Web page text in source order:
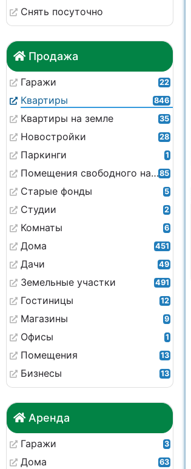
Снять посуточно
Продажа
Гаражи 22
Квартиры 846
Квартиры на земле 35
Новостройки 28
Паркинги 1
Помещения свободного назначения85
Старые фонды 5
Студии 2
Комнаты 6
Дома 451
Дачи 49
Земельные участки 491
Гостиницы 12
Магазины 9
Офисы 1
Помещения 13
Бизнесы 13
Аренда
Гаражи 3
Дома 63